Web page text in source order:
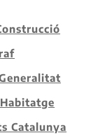
Catalunya